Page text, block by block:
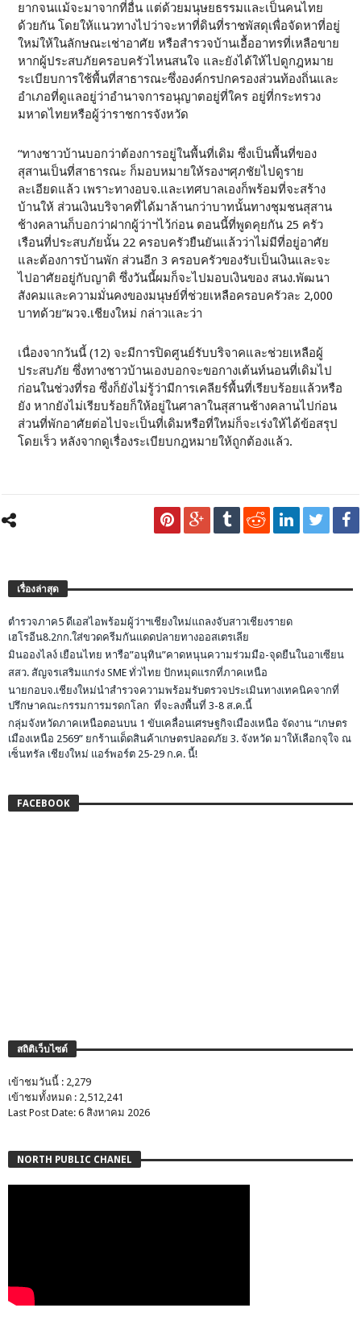
ยากจนแม้จะมาจากที่อื่น แต่ด้วยมนุษยธรรมและเป็นคนไทย
ด้วยกัน โดยให้แนวทางไปว่าจะหาที่ดินที่ราชพัสดุเพื่อจัดหาที่อยู่
ใหม่ให้ในลักษณะเช่าอาศัย หรือสำรวจบ้านเอื้ออาทรที่เหลือขาย
หากผู้ประสบภัยครอบครัวไหนสนใจ และยังได้ให้ไปดูกฎหมาย
ระเบียบการใช้พื้นที่สาธารณะซึ่งองค์กรปกครองส่วนท้องถิ่นและ
อำเภอที่ดูแลอยู่ว่าอำนาจการอนุญาตอยู่ที่ใคร อยู่ที่กระทรวง
มหาดไทยหรือผู้ว่าราชการจังหวัด
“ทางชาวบ้านบอกว่าต้องการอยู่ในพื้นที่เดิม ซึ่งเป็นพื้นที่ของ
สุสานเป็นที่สาธารณะ ก็มอบหมายให้รองฯศุภชัยไปดูราย
ละเอียดแล้ว เพราะทางอบจ.และเทศบาลเองก็พร้อมที่จะสร้าง
บ้านให้ ส่วนเงินบริจาคที่ได้มาล้านกว่าบาทนั้นทางชุมชนสุสาน
ช้างคลานก็บอกว่าฝากผู้ว่าฯไว้ก่อน ตอนนี้ที่พูดคุยกัน 25 ครัว
เรือนที่ประสบภัยนั้น 22 ครอบครัวยืนยันแล้วว่าไม่มีที่อยู่อาศัย
และต้องการบ้านพัก ส่วนอีก 3 ครอบครัวของรับเป็นเงินและจะ
ไปอาศัยอยู่กับญาติ ซึ่งวันนี้ผมก็จะไปมอบเงินของ สนง.พัฒนา
สังคมและความมั่นคงของมนุษย์ที่ช่วยเหลือครอบครัวละ 2,000
บาทด้วย”ผวจ.เชียงใหม่ กล่าวและว่า
เนื่องจากวันนี้ (12) จะมีการปิดศูนย์รับบริจาคและช่วยเหลือผู้
ประสบภัย ซึ่งทางชาวบ้านเองบอกจะขอกางเต้นท์นอนที่เดิมไป
ก่อนในช่วงที่รอ ซึ่งก็ยังไม่รู้ว่ามีการเคลียร์พื้นที่เรียบร้อยแล้วหรือ
ยัง หากยังไม่เรียบร้อยก็ให้อยู่ในศาลาในสุสานช้างคลานไปก่อน
ส่วนที่พักอาศัยต่อไปจะเป็นที่เดิมหรือที่ใหม่ก็จะเร่งให้ได้ข้อสรุป
โดยเร็ว หลังจากดูเรื่องระเบียบกฎหมายให้ถูกต้องแล้ว.
เรื่องล่าสุด
ตำรวจภาค5 ดีเอสไอพร้อมผู้ว่าฯเชียงใหม่แถลงจับสาวเชียงรายด
เฮโรอีน8.2กก.ใส่ขวดครีมกันแดดปลายทางออสเตรเลีย
มินอองไลง์ เยือนไทย หารือ”อนุทิน”คาดหนุนความร่วมมือ-จุดยืนในอาเซียน
สสว. สัญจรเสริมแกร่ง SME ทั่วไทย ปักหมุดแรกที่ภาคเหนือ
นายกอบจ.เชียงใหม่นำสำรวจความพร้อมรับตรวจประเมินทางเทคนิคจากที่
ปรึกษาคณะกรรมการมรดกโลก ที่จะลงพื้นที่ 3-8 ส.ค.นี้
กลุ่มจังหวัดภาคเหนือตอนบน 1 ขับเคลื่อนเศรษฐกิจเมืองเหนือ จัดงาน “เกษตร
เมืองเหนือ 2569” ยกร้านเด็ดสินค้าเกษตรปลอดภัย 3. จังหวัด มาให้เลือกจุใจ ณ
เซ็นทรัล เชียงใหม่ แอร์พอร์ต 25-29 ก.ค. นี้!
FACEBOOK
สถิติเว็บไซต์
เข้าชมวันนี้ : 2,279
เข้าชมทั้งหมด : 2,512,241
Last Post Date: 6 สิงหาคม 2026
NORTH PUBLIC CHANEL